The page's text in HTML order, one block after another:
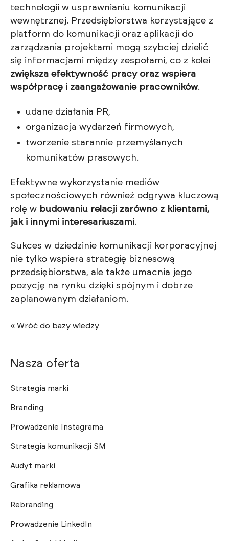
technologii w usprawnianiu komunikacji
wewnętrznej. Przedsiębiorstwa korzystające z
platform do komunikacji oraz aplikacji do
zarządzania projektami mogą szybciej dzielić
się informacjami między zespołami, co z kolei
zwiększa efektywność pracy oraz wspiera
współpracę i zaangażowanie pracowników.
udane działania PR,
organizacja wydarzeń firmowych,
tworzenie starannie przemyślanych
komunikatów prasowych.
Efektywne wykorzystanie mediów
społecznościowych również odgrywa kluczową
rolę w budowaniu relacji zarówno z klientami,
jak i innymi interesariuszami.
Sukces w dziedzinie komunikacji korporacyjnej
nie tylko wspiera strategię biznesową
przedsiębiorstwa, ale także umacnia jego
pozycję na rynku dzięki spójnym i dobrze
zaplanowanym działaniom.
« Wróć do bazy wiedzy
Nasza oferta
Strategia marki
Branding
Prowadzenie Instagrama
Strategia komunikacji SM
Audyt marki
Grafika reklamowa
Rebranding
Prowadzenie LinkedIn